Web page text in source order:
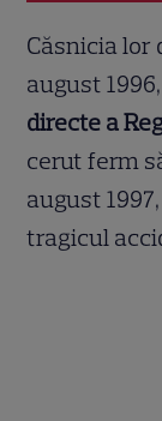
Căsnicia lor
august
directe a
cerut ferm
august
tragicul